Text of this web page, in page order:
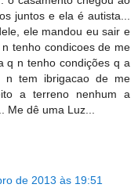
juntos e ela é autista...
ele mandou eu sair e
tenho condicoes de me
q n tenho condições q a
tem ibrigacao de me
a terreno nenhum a
Me dê uma Luz...
de 2013 às 19:51